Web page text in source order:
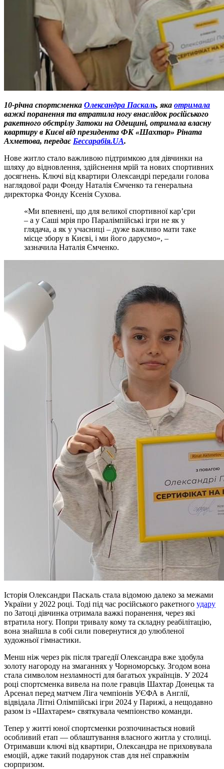
10-річна спортсменка Олександра Паскаль, яка отримала
важкі поранення та втратила ногу внаслідок російського
ракетного обстрілу Затоки на Одещині, отримала власну
квартиру в Києві від президента ФК «Шахтар» Ріната
Ахметова, передає Бессарабія.UA.
Нове житло стало важливою підтримкою для дівчинки на
шляху до відновлення, здійснення мрій та нових спортивних
досягнень. Ключі від квартири Олександрі передали голова
наглядової ради Фонду Наталія Ємченко та генеральна
директорка Фонду Ксенія Сухова.
«Ми впевнені, що для великої спортивної кар’єри
– а у Саші мрія про Паралімпійські ігри не як у
глядача, а як у учасниці – дуже важливо мати таке
місце збору в Києві, і ми його даруємо», –
зазначила Наталія Ємченко.
Історія Олександри Паскаль стала відомою далеко за межами
України у 2022 році. Тоді під час російського ракетного удару
по Затоці дівчинка отримала важкі поранення, через які
втратила ногу. Попри тривалу кому та складну реабілітацію,
вона знайшла в собі сили повернутися до улюбленої
художньої гімнастики.
Менш ніж через рік після трагедії Олександра вже здобула
золоту нагороду на змаганнях у Чорноморську. Згодом вона
стала символом незламності для багатьох українців. У 2024
році спортсменка вивела на поле гравців Шахтар Донецьк та
Арсенал перед матчем Ліга чемпіонів УЄФА в Англії,
відвідала Літні Олімпійські ігри 2024 у Парижі, а нещодавно
разом із «Шахтарем» святкувала чемпіонство команди.
Тепер у житті юної спортсменки розпочинається новий
особливий етап — облаштування власного житла у столиці.
Отримавши ключі від квартири, Олександра не приховувала
емоцій, адже такий подарунок став для неї справжнім
сюрпризом.